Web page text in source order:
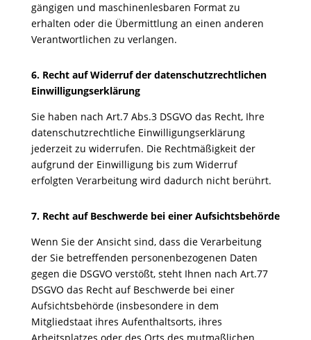
gängigen und maschinenlesbaren Format zu
erhalten oder die Übermittlung an einen anderen
Verantwortlichen zu verlangen.
6. Recht auf Widerruf der datenschutzrechtlichen
Einwilligungserklärung
Sie haben nach Art.7 Abs.3 DSGVO das Recht, Ihre
datenschutzrechtliche Einwilligungserklärung
jederzeit zu widerrufen. Die Rechtmäßigkeit der
aufgrund der Einwilligung bis zum Widerruf
erfolgten Verarbeitung wird dadurch nicht berührt.
7. Recht auf Beschwerde bei einer Aufsichtsbehörde
Wenn Sie der Ansicht sind, dass die Verarbeitung
der Sie betreffenden personenbezogenen Daten
gegen die DSGVO verstößt, steht Ihnen nach Art.77
DSGVO das Recht auf Beschwerde bei einer
Aufsichtsbehörde (insbesondere in dem
Mitgliedstaat ihres Aufenthaltsorts, ihres